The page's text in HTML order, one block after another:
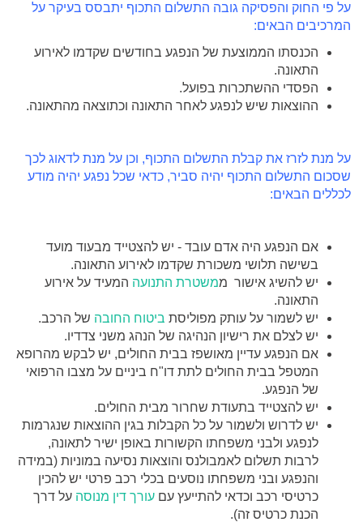
על פי החוק והפסיקה גובה התשלום התכוף יתבסס בעיקר על
המרכיבים הבאים:
הכנסתו הממוצעת של הנפגע בחודשים שקדמו לאירוע
התאונה.
הפסדי ההשתכרות בפועל.
ההוצאות שיש לנפגע לאחר התאונה וכתוצאה מהתאונה.
על מנת לזרז את קבלת התשלום התכוף, וכן על מנת לדאוג לכך
שסכום התשלום התכוף יהיה סביר, כדאי שכל נפגע יהיה מודע
לכללים הבאים:
אם הנפגע היה אדם עובד - יש להצטייד מבעוד מועד
בשישה תלושי משכורת שקדמו לאירוע התאונה.
יש להשיג אישור ממשטרת התנועה המעיד על אירוע
התאונה.
יש לשמור על עותק מפוליסת ביטוח החובה של הרכב.
יש לצלם את רישיון הנהיגה של הנהג משני צדדיו.
אם הנפגע עדיין מאושפז בבית החולים, יש לבקש מהרופא
המטפל בבית החולים לתת דו"ח ביניים על מצבו הרפואי
של הנפגע.
יש להצטייד בתעודת שחרור מבית החולים.
יש לדרוש ולשמור על כל הקבלות בגין ההוצאות שנגרמות
לנפגע ולבני משפחתו הקשורות באופן ישיר לתאונה,
לרבות תשלום לאמבולנס והוצאות נסיעה במוניות (במידה
והנפגע ובני משפחתו נוסעים בכלי רכב פרטי יש להכין
כרטיסי רכב וכדאי להתייעץ עם עורך דין מנוסה על דרך
הכנת כרטיס זה).